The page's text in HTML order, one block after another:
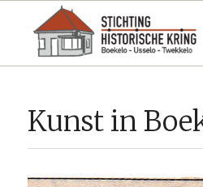
Kunst in